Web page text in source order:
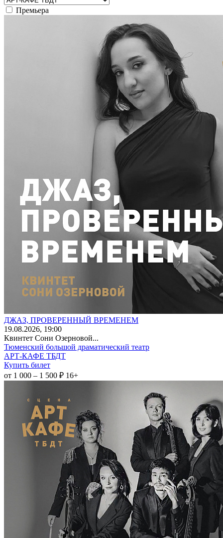
Премьера
ДЖАЗ, ПРОВЕРЕННЫЙ ВРЕМЕНЕМ
19.08.2026, 19:00
Квинтет Сони Озерновой...
Тюменский большой драматический театр
АРТ-КАФЕ ТБДТ
Купить билет
от 1 000 – 1 500 ₽ 16+